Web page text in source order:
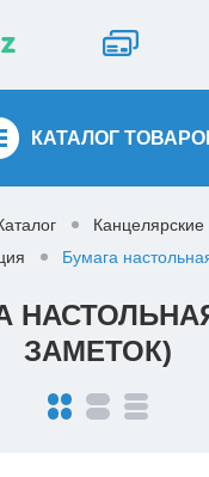
КАТАЛОГ
Канцелярские
Бумага
ЗАМЕТОК)